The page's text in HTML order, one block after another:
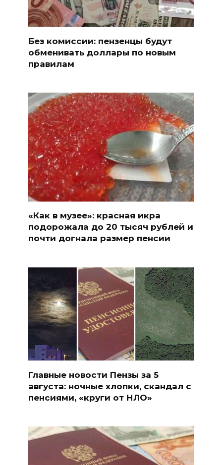
Без комиссии: пензенцы будут
обменивать доллары по новым
правилам
«Как в музее»: красная икра
подорожала до 20 тысяч рублей и
почти догнала размер пенсии
Главные новости Пензы за 5
августа: ночные хлопки, скандал с
пенсиями, «круги от НЛО»